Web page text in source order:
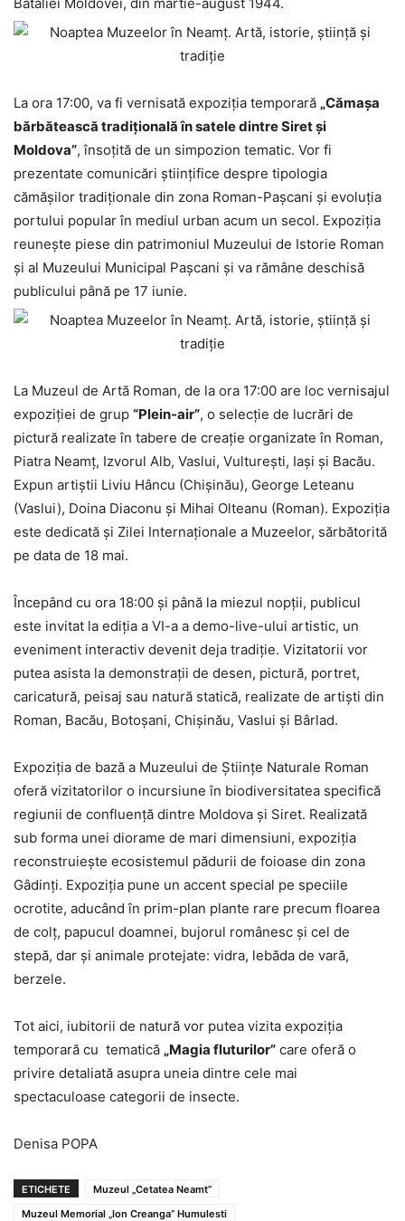
La ora 17:00, va fi vernisată expoziția temporară „Cămașa
bărbătească tradițională în satele dintre Siret și
Moldova”, însoțită de un simpozion tematic. Vor fi
prezentate comunicări științifice despre tipologia
cămășilor tradiționale din zona Roman-Pașcani și evoluția
portului popular în mediul urban acum un secol. Expoziția
reunește piese din patrimoniul Muzeului de Istorie Roman
și al Muzeului Municipal Pașcani și va rămâne deschisă
publicului până pe 17 iunie.
La Muzeul de Artă Roman, de la ora 17:00 are loc vernisajul
expoziției de grup “Plein-air”, o selecție de lucrări de
pictură realizate în tabere de creație organizate în Roman,
Piatra Neamț, Izvorul Alb, Vaslui, Vulturești, Iași și Bacău.
Expun artiștii Liviu Hâncu (Chișinău), George Leteanu
(Vaslui), Doina Diaconu și Mihai Olteanu (Roman). Expoziția
este dedicată și Zilei Internaționale a Muzeelor, sărbătorită
pe data de 18 mai.
Începând cu ora 18:00 și până la miezul nopții, publicul
este invitat la ediția a VI-a a demo-live-ului artistic, un
eveniment interactiv devenit deja tradiție. Vizitatorii vor
putea asista la demonstrații de desen, pictură, portret,
caricatură, peisaj sau natură statică, realizate de artiști din
Roman, Bacău, Botoșani, Chișinău, Vaslui și Bârlad.
Expoziția de bază a Muzeului de Științe Naturale Roman
oferă vizitatorilor o incursiune în biodiversitatea specifică
regiunii de confluență dintre Moldova și Siret. Realizată
sub forma unei diorame de mari dimensiuni, expoziția
reconstruiește ecosistemul pădurii de foioase din zona
Gâdinți. Expoziția pune un accent special pe speciile
ocrotite, aducând în prim-plan plante rare precum floarea
de colț, papucul doamnei, bujorul românesc și cel de
stepă, dar și animale protejate: vidra, lebăda de vară,
berzele.
Tot aici, iubitorii de natură vor putea vizita expoziția
temporară cu tematică „Magia fluturilor” care oferă o
privire detaliată asupra uneia dintre cele mai
spectaculoase categorii de insecte.
Denisa POPA
ETICHETE
Muzeul „Cetatea Neamt”
Muzeul Memorial „Ion Creanga” Humulesti